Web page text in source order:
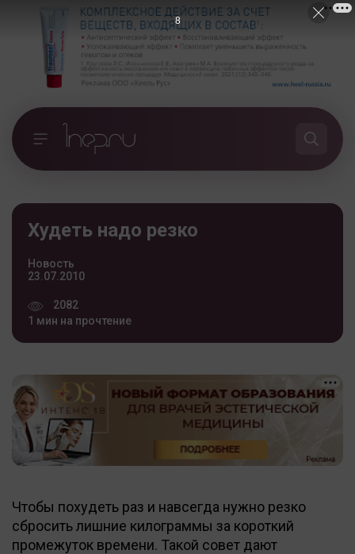
Худеть надо резко
Новость
23.07.2010
2082
1 мин на прочтение
Чтобы похудеть раз и навсегда нужно резко
сбросить лишние килограммы за короткий
промежуток времени. Такой совет дают
7